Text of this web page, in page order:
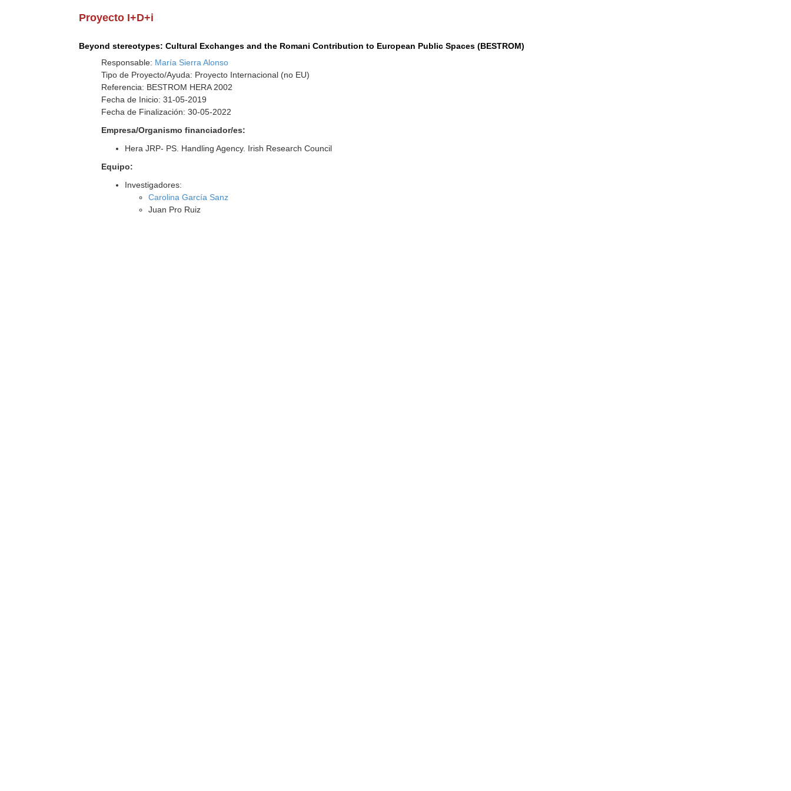
Proyecto I+D+i
Beyond stereotypes: Cultural Exchanges and the Romani Contribution to European Public Spaces (BESTROM)
Responsable: María Sierra Alonso
Tipo de Proyecto/Ayuda: Proyecto Internacional (no EU)
Referencia: BESTROM HERA 2002
Fecha de Inicio: 31-05-2019
Fecha de Finalización: 30-05-2022
Empresa/Organismo financiador/es:
Hera JRP- PS. Handling Agency. Irish Research Council
Equipo:
Investigadores:
Carolina García Sanz
Juan Pro Ruiz